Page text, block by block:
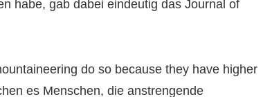
habe, gab dabei eindeutig das Journal of
do so because they have higher
es Menschen, die anstrengende